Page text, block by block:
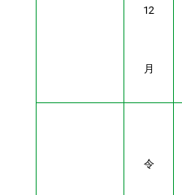
12
月
令